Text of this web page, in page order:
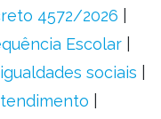
4572/2026
Escolar
sociais